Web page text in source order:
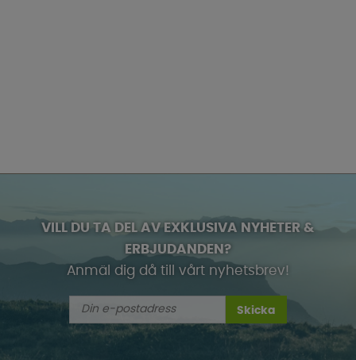
VILL DU TA DEL AV EXKLUSIVA NYHETER &
ERBJUDANDEN?
Anmäl dig då till vårt nyhetsbrev!
Skicka